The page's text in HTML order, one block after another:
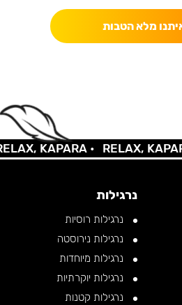
מלא הטבות
KAPARA • RELAX, KAPARA
נרגילות
נרגילות רוסיות
נרגילות נירוסטה
נרגילות מיוחדות
נרגילות יוקרתיות
נרגילות קטנות